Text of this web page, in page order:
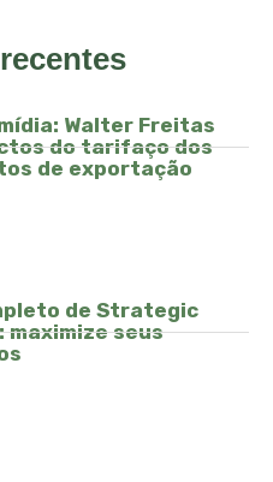
Walter Freitas
do tarifaço dos
de exportação
de Strategic
maximize seus